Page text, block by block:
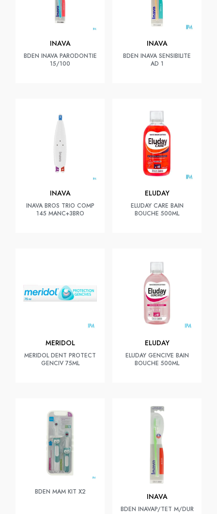
INAVA
BDEN INAVA PARODONTIE
15/100
INAVA
BDEN INAVA SENSIBILITE
AD 1
INAVA
INAVA BROS TRIO COMP
145 MANC+3BRO
ELUDAY
ELUDAY CARE BAIN
BOUCHE 500ML
MERIDOL
MERIDOL DENT PROTECT
GENCIV 75ML
ELUDAY
ELUDAY GENCIVE BAIN
BOUCHE 500ML
BDEN MAM KIT X2 INAVA
BDEN INAVAP/TET M/DUR